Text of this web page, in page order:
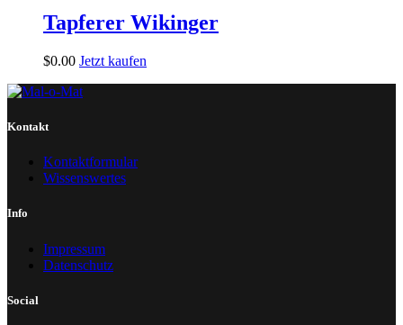
Tapferer Wikinger
$0.00 Jetzt kaufen
Kontakt
Kontaktformular
Wissenswertes
Info
Impressum
Datenschutz
Social